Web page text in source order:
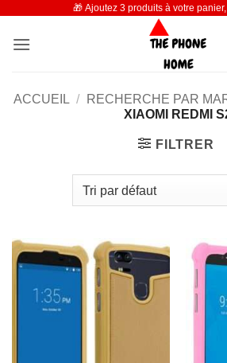
contenu
🎁 Ajoutez 3 produits à votre
ACCUEIL / RECHERCHE PAR
XIAOMI REDMI
FILTRER